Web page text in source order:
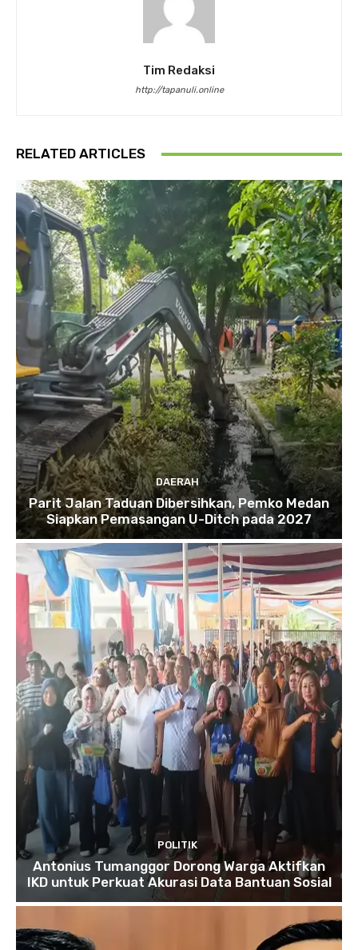
Tim Redaksi
http://tapanuli.online
RELATED ARTICLES
DAERAH
Parit Jalan Taduan Dibersihkan, Pemko Medan
Siapkan Pemasangan U-Ditch pada 2027
POLITIK
Antonius Tumanggor Dorong Warga Aktifkan
IKD untuk Perkuat Akurasi Data Bantuan Sosial